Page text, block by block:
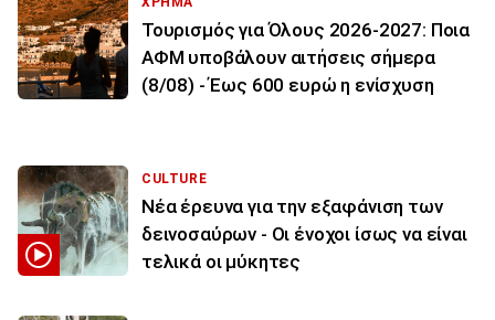
Τουρισμός για Όλους 2026-2027: Ποια
ΑΦΜ υποβάλουν αιτήσεις σήμερα
(8/08) - Έως 600 ευρώ η ενίσχυση
CULTURE
Νέα έρευνα για την εξαφάνιση των
δεινοσαύρων - Οι ένοχοι ίσως να είναι
τελικά οι μύκητες